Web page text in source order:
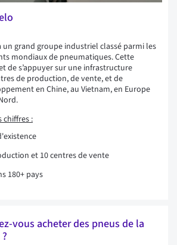
grand groupe industriel classé parmi les
mondiaux de pneumatiques. Cette
de s’appuyer sur une infrastructure
de production, de vente, et de
en Chine, au Vietnam, en Europe
chiffres :
et 10 centres de vente
180+ pays
vous acheter des pneus de la